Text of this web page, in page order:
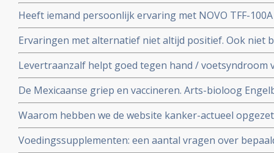
Heeft iemand persoonlijk ervaring met NOVO TFF-
Ervaringen met alternatief niet altijd positief. Ook niet
ervaring
Levertraanzalf helpt goed tegen hand / voetsyndroom
name Xeloda - capecitabine
De Mexicaanse griep en vaccineren. Arts-bioloog
conclusies op basis van wetenschappeliijke analyse en
Waarom hebben we de website kanker-actueel
Voedingssupplementen: een aantal vragen over